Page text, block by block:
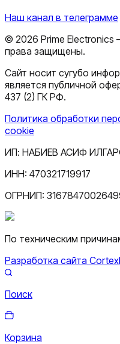
Наш канал в телеграмме
© 2026 Prime Electronics
права защищены.
Сайт носит сугубо
является публичной
437 (2) ГК РФ.
Политика обработки
cookie
ИП: НАБИЕВ АСИФ
ИНН: 470321719917
ОГРНИП:
По техническим
Разработка сайта
Поиск
Корзина